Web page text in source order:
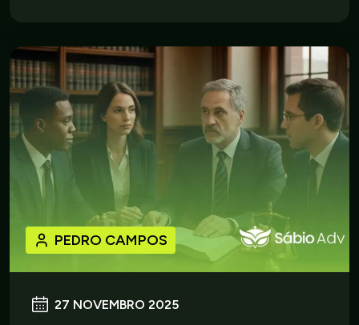
27 NOVEMBRO 2025
PEDRO CAMPOS